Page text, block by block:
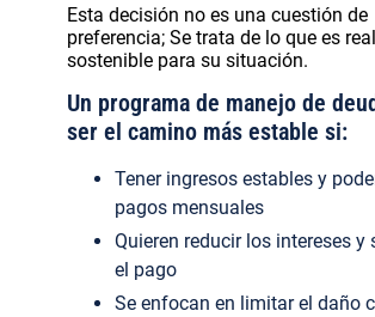
Esta decisión no es una cuestión de
preferencia; Se trata de lo que es
sostenible para su situación.
Un programa de manejo de
ser el camino más estable si:
Tener ingresos estables y
pagos mensuales
Quieren reducir los intereses
el pago
Se enfocan en limitar el daño